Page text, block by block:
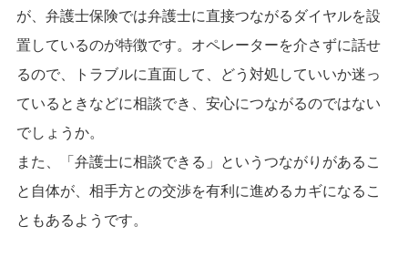
が、弁護士保険では弁護士に直接つながるダイヤルを設
置しているのが特徴です。オペレーターを介さずに話せ
るので、トラブルに直面して、どう対処していいか迷っ
ているときなどに相談でき、安心につながるのではない
でしょうか。
また、「弁護士に相談できる」というつながりがあるこ
と自体が、相手方との交渉を有利に進めるカギになるこ
ともあるようです。